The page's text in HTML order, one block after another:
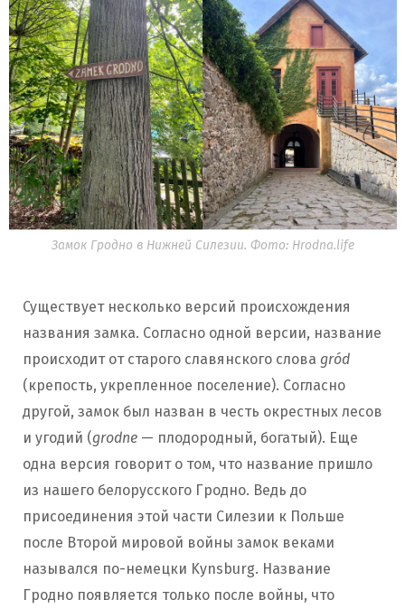
Замок Гродно в Нижней Силезии. Фото: Hrodna.life
Существует несколько версий происхождения
названия замка. Согласно одной версии, название
происходит от старого славянского слова gród
(крепость, укрепленное поселение). Согласно
другой, замок был назван в честь окрестных лесов
и угодий (grodne — плодородный, богатый). Еще
одна версия говорит о том, что название пришло
из нашего белорусского Гродно. Ведь до
присоединения этой части Силезии к Польше
после Второй мировой войны замок веками
назывался по-немецки Kynsburg. Название
Гродно появляется только после войны, что